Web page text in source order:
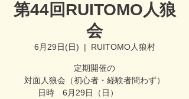
第44回RUITOMO人狼
会
6月29日(日)
  |
RUITOMO人狼村
定期開催の
対面人狼会（初心者・経験者問わず）
日時 6月29日（日）